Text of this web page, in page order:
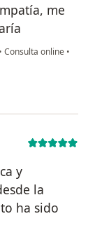
me
• Consulta online •
y
la
ha sido